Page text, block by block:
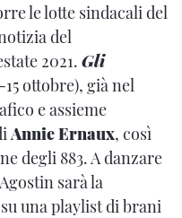
le lotte sindacali del
del
2021. Gli
15 ottobre), già nel
e assieme
Annie Ernaux, così
degli 883. A danzare
sarà la
una playlist di brani